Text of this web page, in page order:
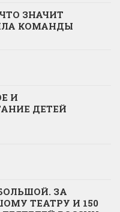
ЗНАЧИТ
КОМАНДЫ
И
ДЕТЕЙ
ЗА
ТЕАТРУ И 150